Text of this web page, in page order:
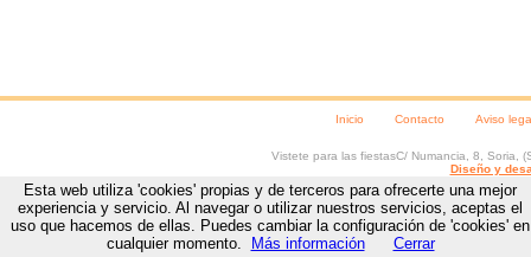
Inicio Contacto Aviso
Vistete para las fiestasC/ Numancia, 8 Soria , (
Diseño y
Esta web utiliza 'cookies' propias y de terceros para ofrecerte una mejor
experiencia y servicio. Al navegar o utilizar nuestros servicios, aceptas el
uso que hacemos de ellas. Puedes cambiar la configuración de 'cookies' en
cualquier momento.
Más información Cerrar